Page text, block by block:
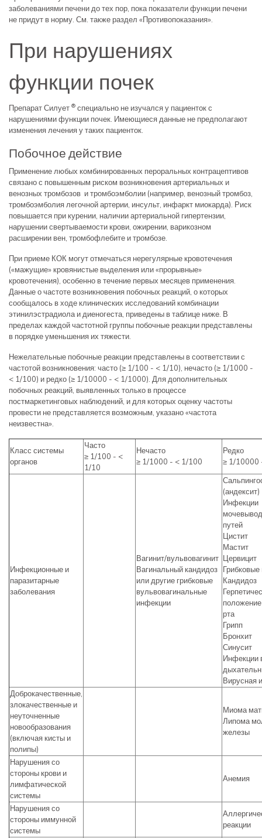
заболеваниями печени до тех пор, пока показатели функции печени
не придут в норму. См. также раздел «Противопоказания».
При нарушениях
функции почек
Препарат Силует ® специально не изучался у пациенток с
нарушениями функции почек. Имеющиеся данные не предполагают
изменения лечения у таких пациенток.
Побочное действие
Применение любых комбинированных пероральных контрацептивов
связано с повышенным риском возникновения артериальных и
венозных тромбозов и тромбоэмболии (например, венозный тромбоз,
тромбоэмболия легочной артерии, инсульт, инфаркт миокарда). Риск
повышается при курении, наличии артериальной гипертензии,
нарушении свертываемости крови, ожирении, варикозном
расширении вен, тромбофлебите и тромбозе.
При приеме КОК могут отмечаться нерегулярные кровотечения
(«мажущие» кровянистые выделения или «прорывные»
кровотечения), особенно в течение первых месяцев применения.
Данные о частоте возникновения побочных реакций, о которых
сообщалось в ходе клинических исследований комбинации
этинилэстрадиола и диеногеста, приведены в таблице ниже. В
пределах каждой частотной группы побочные реакции представлены
в порядке уменьшения их тяжести.
Нежелательные побочные реакции представлены в соответствии с
частотой возникновения: часто (≥ 1/100 - < 1/10), нечасто (≥ 1/1000 -
< 1/100) и редко (≥ 1/10000 - < 1/1000). Для дополнительных
побочных реакций, выявленных только в процессе
постмаркетинговых наблюдений, и для которых оценку частоты
провести не представляется возможным, указано «частота
неизвестна».
Класс системы
органов
Часто
≥ 1/100 - <
1/10
Нечасто
≥ 1/1000 - < 1/100
Редко
≥ 1/10000
Инфекционные и
паразитарные
заболевания
Вагинит/вульвовагинит
Вагинальный кандидоз
или другие грибковые
вульвовагинальные
инфекции
(андексит)
Инфекции
путей
Цистит
Мастит
Цервицит
Кандидоз
рта
Грипп
Бронхит
Синусит
Инфекции
Вирусная
Доброкачественные,
злокачественные и
неуточненные
новообразования
(включая кисты и
полипы)
Миома
Липома
железы
Нарушения со
стороны крови и
лимфатической
системы
Анемия
Нарушения со
стороны иммунной
системы
реакции